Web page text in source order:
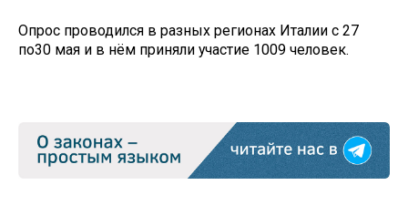
Опрос проводился в разных регионах Италии с 27
по30 мая и в нём приняли участие 1009 человек.